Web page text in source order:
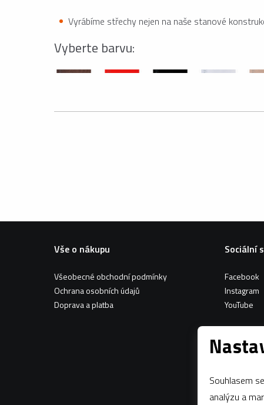
Vyrábíme střechy nejen na naše stanové
Vyberte barvu:
Vše o nákupu
Všeobecné obchodní podmínky
Ochrana osobních údajů
Doprava a platba
Sociální
Facebook
Instagram
YouTube
Souhlasem
analýzu a marketing